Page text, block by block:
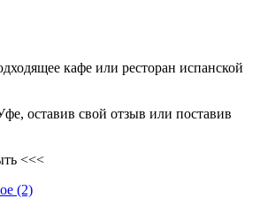
кафе или ресторан испанской
оставив свой отзыв или поставив
<<<
(2)